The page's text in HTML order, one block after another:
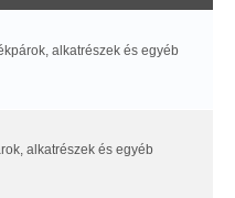
alkatrészek és egyéb
alkatrészek és egyéb